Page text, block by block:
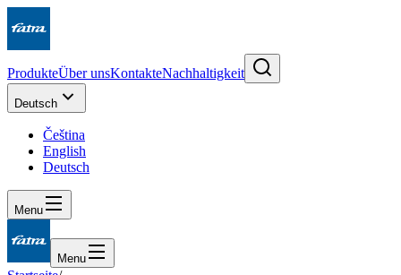
ProdukteÜber unsKontakteNachhaltigkeit
Deutsch
Čeština
English
Deutsch
Menu
Menu